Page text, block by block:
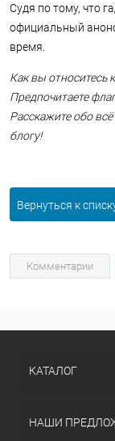
Судя по тому, что
официальный
время.
Как вы относитесь
Предпочитаете
Расскажите обо
блогу!
Вернуться к
Комментарии
КАТАЛОГ
НАШИ